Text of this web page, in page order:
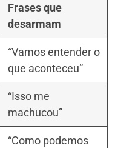
Frases que
desarmam
“Vamos entender o
que aconteceu”
“Isso me
machucou”
“Como podemos